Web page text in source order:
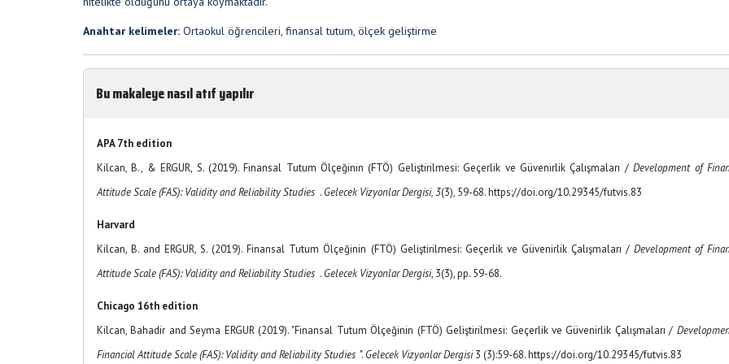
Anahtar kelimeler: Ortaokul öğrencileri, finansal tutum, ölçek geliştirme
Bu makaleye nasıl atıf yapılır
APA 7th edition
Kilcan, B., & ERGUR, S. (2019). Finansal Tutum Ölçeğinin (FTÖ) Geliştirilmesi: Geçerlik ve Güvenirlik Çalışmaları /Development of
Attitude Scale (FAS): Validity and Reliability Studies . Gelecek Vizyonlar Dergisi, 3(3), 59-68. https://doi.org/10.29345/futvis.83
Harvard
Kilcan, B. and ERGUR, S. (2019). Finansal Tutum Ölçeğinin (FTÖ) Geliştirilmesi: Geçerlik ve Güvenirlik Çalışmaları / Development of
Attitude Scale (FAS): Validity and Reliability Studies . Gelecek Vizyonlar Dergisi, 3(3), pp. 59-68.
Chicago 16th edition
Kilcan, Bahadir and Seyma ERGUR (2019). "Finansal Tutum Ölçeğinin (FTÖ) Geliştirilmesi: Geçerlik ve Güvenirlik Çalışmaları /
Financial Attitude Scale (FAS): Validity and Reliability Studies ". Gelecek Vizyonlar Dergisi3 (3):59-68. https://doi.org/10.29345/futvis.83